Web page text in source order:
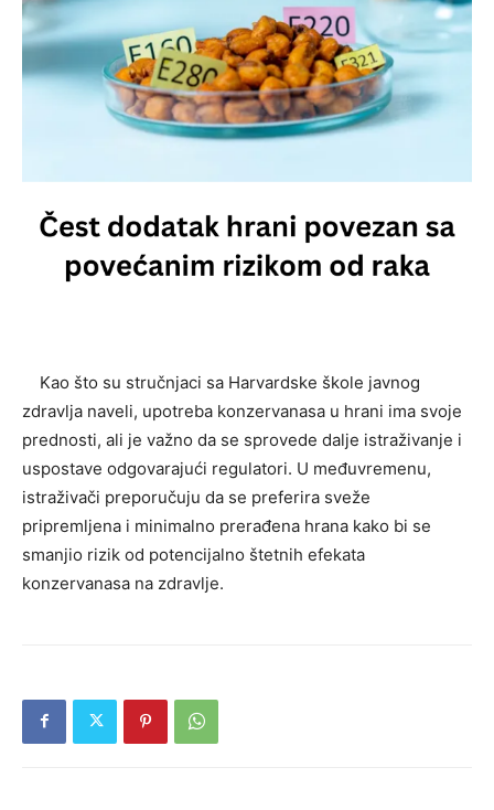
Kao što su stručnjaci sa Harvardske škole javnog
zdravlja naveli, upotreba konzervanasa u hrani ima svoje
prednosti, ali je važno da se sprovede dalje istraživanje i
uspostave odgovarajući regulatori. U međuvremenu,
istraživači preporučuju da se preferira sveže
pripremljena i minimalno prerađena hrana kako bi se
smanjio rizik od potencijalno štetnih efekata
konzervanasa na zdravlje.